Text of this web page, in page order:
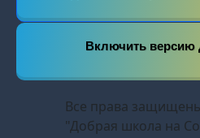
Включить версию
Все права
"Добрая школа на